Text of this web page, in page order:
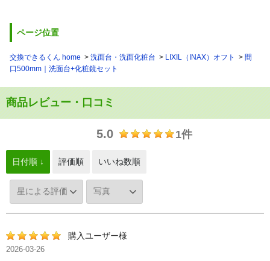
ページ位置
交換できるくん home 洗面台・洗面化粧台 LIXIL（INAX）オフト
間
口500mm｜洗面台+化粧鏡セット
商品レビュー・口コミ
5.0 1件
日付順 ↓ 評価順 いいね数順
購入ユーザー様
2026-03-26